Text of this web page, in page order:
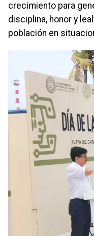
crecimiento para
disciplina, honor y
población en